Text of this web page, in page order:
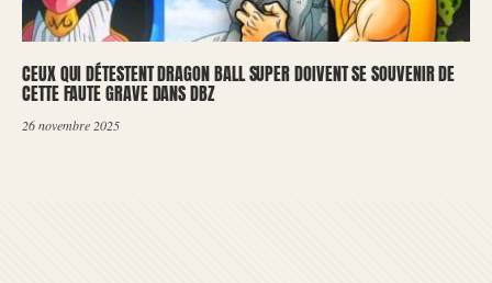
CEUX QUI DÉTESTENT DRAGON BALL SUPER DOIVENT SE SOUVENIR DE
CETTE FAUTE GRAVE DANS DBZ
26 novembre 2025